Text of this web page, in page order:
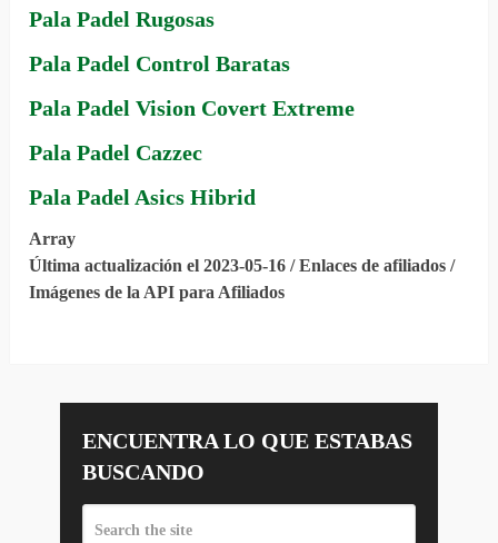
Pala Padel Rugosas
Pala Padel Control Baratas
Pala Padel Vision Covert Extreme
Pala Padel Cazzec
Pala Padel Asics Hibrid
Array
Última actualización el 2023-05-16 / Enlaces de afiliados /
Imágenes de la API para Afiliados
ENCUENTRA LO QUE ESTABAS
BUSCANDO